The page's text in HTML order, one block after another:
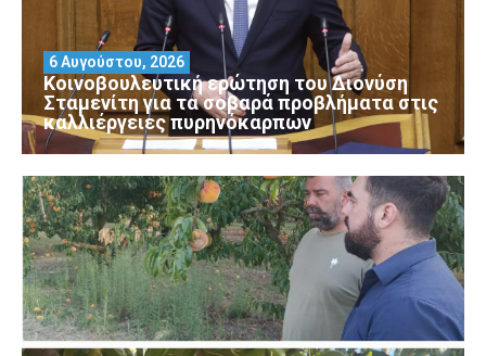
Κοινοβουλευτική ερώτηση του Διονύση
Σταμενίτη για τα σοβαρά προβλήματα στις
καλλιέργειες πυρηνόκαρπων
6 Αυγούστου, 2026